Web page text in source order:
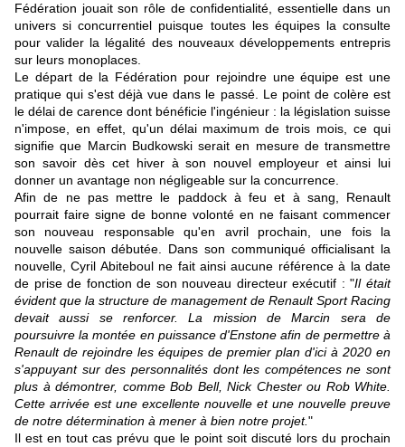
Fédération jouait son rôle de confidentialité, essentielle dans un
univers si concurrentiel puisque toutes les équipes la consulte
pour valider la légalité des nouveaux développements entrepris
sur leurs monoplaces.
Le départ de la Fédération pour rejoindre une équipe est une
pratique qui s'est déjà vue dans le passé. Le point de colère est
le délai de carence dont bénéficie l'ingénieur : la législation suisse
n'impose, en effet, qu'un délai maximum de trois mois, ce qui
signifie que Marcin Budkowski serait en mesure de transmettre
son savoir dès cet hiver à son nouvel employeur et ainsi lui
donner un avantage non négligeable sur la concurrence.
Afin de ne pas mettre le paddock à feu et à sang, Renault
pourrait faire signe de bonne volonté en ne faisant commencer
son nouveau responsable qu'en avril prochain, une fois la
nouvelle saison débutée. Dans son communiqué officialisant la
nouvelle, Cyril Abiteboul ne fait ainsi aucune référence à la date
de prise de fonction de son nouveau directeur exécutif : "Il était
évident que la structure de management de Renault Sport Racing
devait aussi se renforcer. La mission de Marcin sera de
poursuivre la montée en puissance d'Enstone afin de permettre à
Renault de rejoindre les équipes de premier plan d'ici à 2020 en
s'appuyant sur des personnalités dont les compétences ne sont
plus à démontrer, comme Bob Bell, Nick Chester ou Rob White.
Cette arrivée est une excellente nouvelle et une nouvelle preuve
de notre détermination à mener à bien notre projet."
Il est en tout cas prévu que le point soit discuté lors du prochain